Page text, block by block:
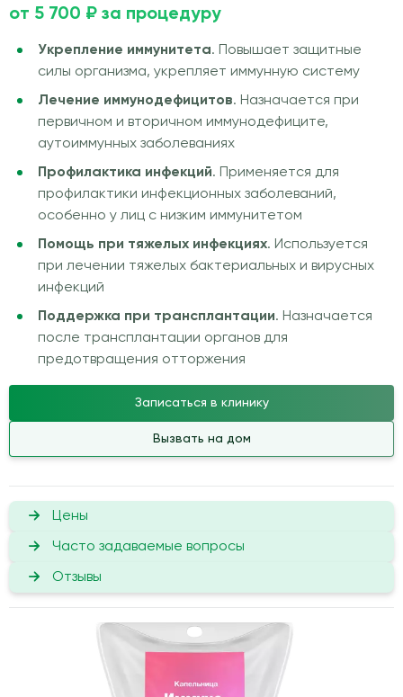
от 5 700 ₽ за процедуру
Укрепление иммунитета. Повышает защитные
силы организма, укрепляет иммунную систему
Лечение иммунодефицитов. Назначается при
первичном и вторичном иммунодефиците,
аутоиммунных заболеваниях
Профилактика инфекций. Применяется для
профилактики инфекционных заболеваний,
особенно у лиц с низким иммунитетом
Помощь при тяжелых инфекциях. Используется
при лечении тяжелых бактериальных и вирусных
инфекций
Поддержка при трансплантации. Назначается
после трансплантации органов для
предотвращения отторжения
Записаться в клинику
Вызвать на дом
Цены
Часто задаваемые вопросы
Отзывы